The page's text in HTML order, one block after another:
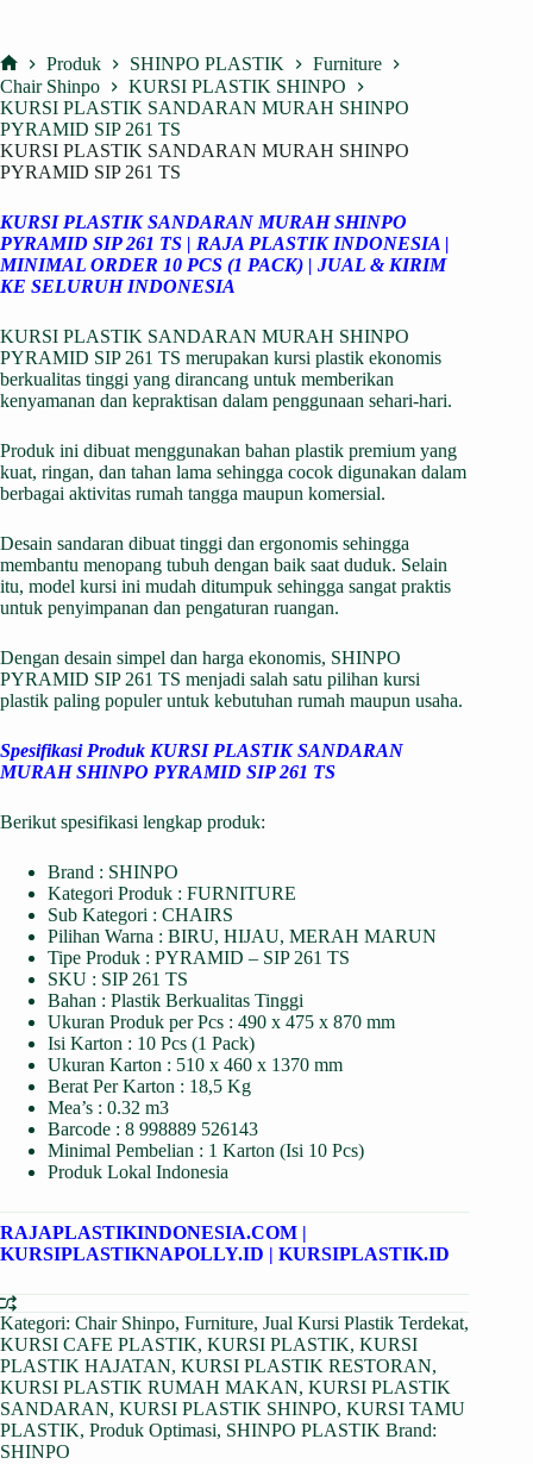
Home
Produk SHINPO PLASTIK
Furniture
Chair Shinpo
KURSI PLASTIK SHINPO
KURSI PLASTIK SANDARAN MURAH SHINPO
PYRAMID SIP 261 TS
KURSI PLASTIK SANDARAN MURAH SHINPO
PYRAMID SIP 261 TS
KURSI PLASTIK SANDARAN MURAH SHINPO
PYRAMID SIP 261 TS | RAJA PLASTIK INDONESIA |
MINIMAL ORDER 10 PCS (1 PACK) | JUAL & KIRIM
KE SELURUH INDONESIA
KURSI PLASTIK SANDARAN MURAH SHINPO
PYRAMID SIP 261 TS merupakan kursi plastik ekonomis
berkualitas tinggi yang dirancang untuk memberikan
kenyamanan dan kepraktisan dalam penggunaan sehari-hari.
Produk ini dibuat menggunakan bahan plastik premium yang
kuat, ringan, dan tahan lama sehingga cocok digunakan dalam
berbagai aktivitas rumah tangga maupun komersial.
Desain sandaran dibuat tinggi dan ergonomis sehingga
membantu menopang tubuh dengan baik saat duduk. Selain
itu, model kursi ini mudah ditumpuk sehingga sangat praktis
untuk penyimpanan dan pengaturan ruangan.
Dengan desain simpel dan harga ekonomis, SHINPO
PYRAMID SIP 261 TS menjadi salah satu pilihan kursi
plastik paling populer untuk kebutuhan rumah maupun usaha.
Spesifikasi Produk KURSI PLASTIK SANDARAN
MURAH SHINPO PYRAMID SIP 261 TS
Berikut spesifikasi lengkap produk:
Brand : SHINPO
Kategori Produk : FURNITURE
Sub Kategori : CHAIRS
Pilihan Warna : BIRU, HIJAU, MERAH MARUN
Tipe Produk : PYRAMID – SIP 261 TS
SKU : SIP 261 TS
Bahan : Plastik Berkualitas Tinggi
Ukuran Produk per Pcs : 490 x 475 x 870 mm
Isi Karton : 10 Pcs (1 Pack)
Ukuran Karton : 510 x 460 x 1370 mm
Berat Per Karton : 18,5 Kg
Mea’s : 0.32 m3
Barcode : 8 998889 526143
Minimal Pembelian : 1 Karton (Isi 10 Pcs)
Produk Lokal Indonesia
RAJAPLASTIKINDONESIA.COM |
KURSIPLASTIKNAPOLLY.ID | KURSIPLASTIK.ID
Kategori: Chair Shinpo, Furniture, Jual Kursi Plastik Terdekat,
KURSI CAFE PLASTIK, KURSI PLASTIK, KURSI
PLASTIK HAJATAN, KURSI PLASTIK RESTORAN,
KURSI PLASTIK RUMAH MAKAN, KURSI PLASTIK
SANDARAN, KURSI PLASTIK SHINPO, KURSI TAMU
PLASTIK, Produk Optimasi, SHINPO PLASTIK Brand:
SHINPO